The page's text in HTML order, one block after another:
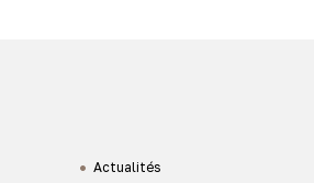
Actualités